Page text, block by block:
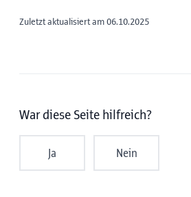
Zuletzt aktualisiert am 06.10.2025
War diese Seite hilfreich?
Ja Nein